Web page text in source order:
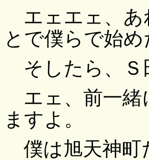
エェエェ、あ
とで僕らで始
そしたら、Ｓ
エェ、前一緒
ますよ。
僕は旭天神町